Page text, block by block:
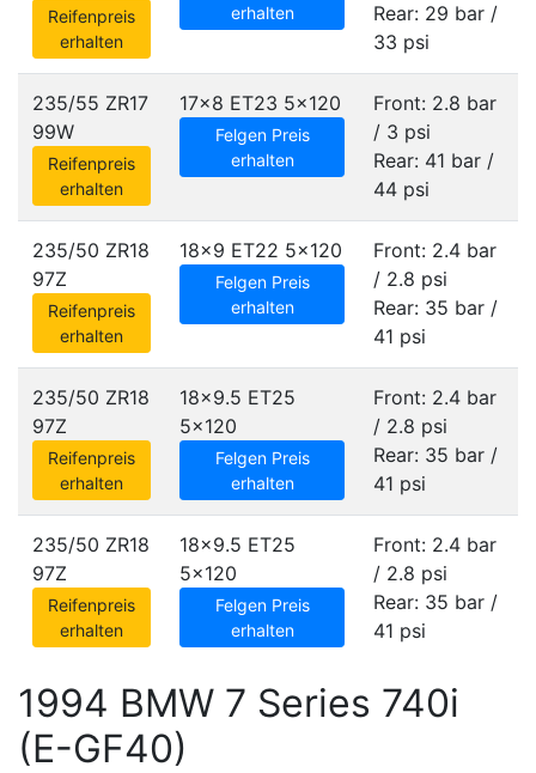
Reifenpreis
erhalten
erhalten
Rear: 29 bar /
33 psi
235/55 ZR17
99W
Reifenpreis
erhalten
17x8 ET23 5x120
Felgen Preis
erhalten
Front: 2.8 bar
/ 3 psi
Rear: 41 bar /
44 psi
235/50 ZR18
97Z
Reifenpreis
erhalten
18x9 ET22 5x120
Felgen Preis
erhalten
Front: 2.4 bar
/ 2.8 psi
Rear: 35 bar /
41 psi
235/50 ZR18
97Z
Reifenpreis
erhalten
18x9.5 ET25
5x120
Felgen Preis
erhalten
Front: 2.4 bar
/ 2.8 psi
Rear: 35 bar /
41 psi
235/50 ZR18
97Z
Reifenpreis
erhalten
18x9.5 ET25
5x120
Felgen Preis
erhalten
Front: 2.4 bar
/ 2.8 psi
Rear: 35 bar /
41 psi
1994 BMW 7 Series 740i
(E-GF40)